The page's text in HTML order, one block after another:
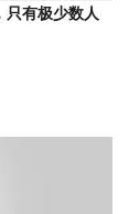
只有极少数人